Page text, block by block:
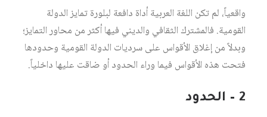
واقعياً، لم تكن اللغة العربية أداة دافعة لبلورة تمايز الدولة
القومية. فالمشترك الثقافي والديني فيها أكثر من محاور التمايز؛
وبدلاً من إغلاق الأقواس على سرديات الدولة القومية وحدودها
فتحت هذه الأقواس فيما وراء الحدود أو ضاقت عليها داخلياً.
2 – الحدود